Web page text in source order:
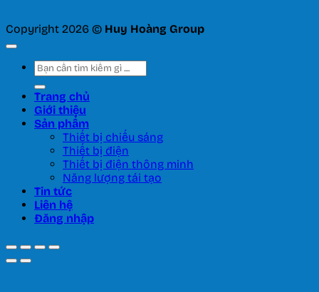
Copyright 2026 © Huy Hoàng Group
Tìm
kiếm:
Trang chủ
Giới thiệu
Sản phẩm
Thiết bị chiếu sáng
Thiết bị điện
Thiết bị điện thông minh
Năng lượng tái tạo
Tin tức
Liên hệ
Đăng nhập